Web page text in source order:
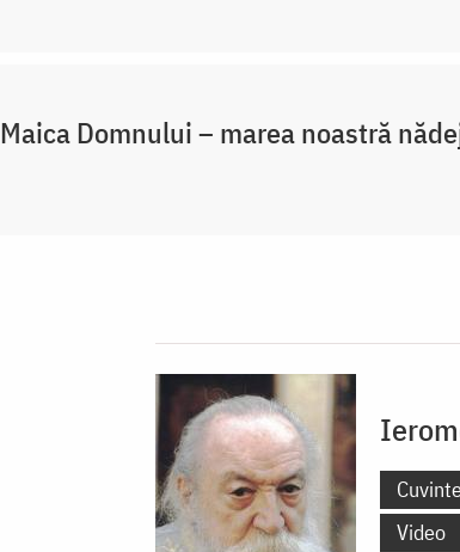
Maica Domnului – marea noastră
Video